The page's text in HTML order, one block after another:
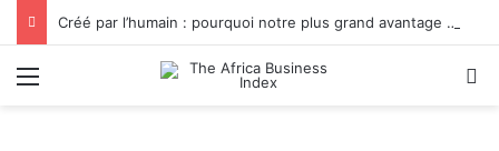
Créé par l’humain : pourquoi notre plus grand avantage à l’ère de l’IA reste humain, par Edward Tatchim
Menu